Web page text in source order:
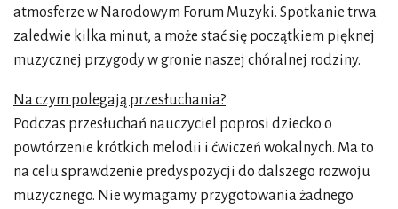
atmosferze w Narodowym Forum Muzyki. Spotkanie trwa
zaledwie kilka minut, a może stać się początkiem pięknej
muzycznej przygody w gronie naszej chóralnej rodziny.
Na czym polegają przesłuchania?
Podczas przesłuchań nauczyciel poprosi dziecko o
powtórzenie krótkich melodii i ćwiczeń wokalnych. Ma to
na celu sprawdzenie predyspozycji do dalszego rozwoju
muzycznego. Nie wymagamy przygotowania żadnego